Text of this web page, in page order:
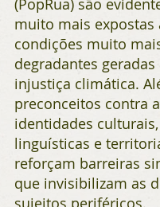
(PopRua) são
muito mais expostas
condições muito
degradantes geradas
injustiça climática.
preconceitos contra
identidades culturais,
linguísticas e
reforçam barreiras
que invisibilizam as